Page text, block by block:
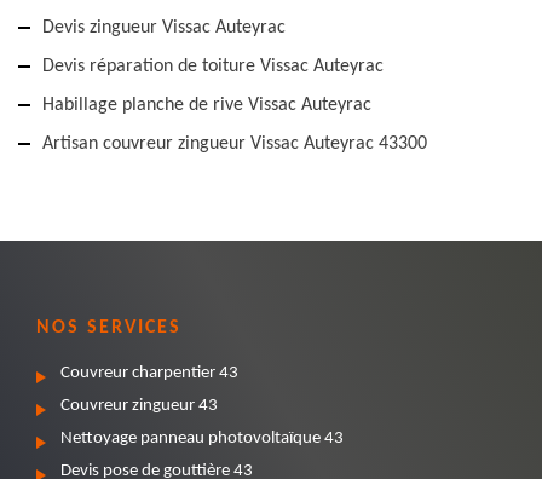
Devis zingueur Vissac Auteyrac
Devis réparation de toiture Vissac Auteyrac
Habillage planche de rive Vissac Auteyrac
Artisan couvreur zingueur Vissac Auteyrac 43300
NOS SERVICES
Couvreur charpentier 43
Couvreur zingueur 43
Nettoyage panneau photovoltaïque 43
Devis pose de gouttière 43